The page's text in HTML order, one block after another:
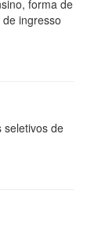
forma de
ingresso
seletivos de